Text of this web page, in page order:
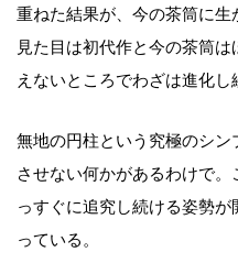
重ねた結果が、今の茶筒に生
見た目は初代作と今の茶筒
えないところでわざは進化し
無地の円柱という究極のシン
させない何かがあるわけで
っすぐに追究し続ける姿勢
っている。